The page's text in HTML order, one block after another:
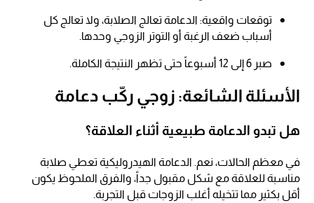
توقعات واقعية: الدعامة تعالج الصلابة، ولا تعالج كل
أسباب ضعف الرغبة أو التوتر الزوجي وحدها.
صبر 6 إلى 12 أسبوعاً حتى تظهر النتيجة الكاملة.
الأسئلة الشائعة: زوجي ركّب دعامة
هل تبدو الدعامة طبيعية أثناء العلاقة؟
في معظم الحالات، نعم. الدعامة الهيدروليكية تعطي صلابة
مناسبة للعلاقة مع شكل مقبول جداً، والفرق الملحوظ يكون
أقل بكثير مما تتخيله أغلب الزوجات قبل التجربة.